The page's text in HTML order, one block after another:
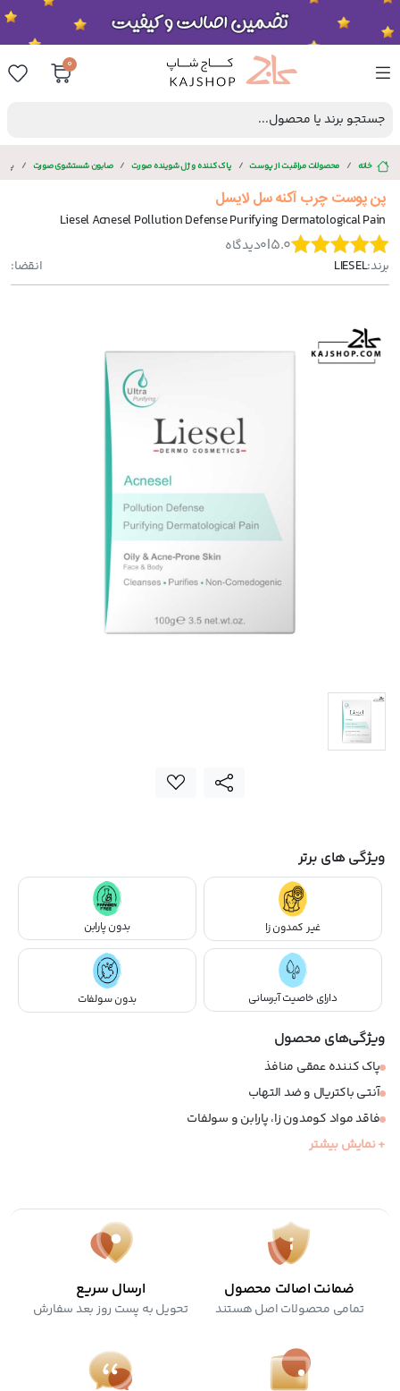
0
جستجو برند یا محصول...
خانه محصولات مراقبت از پوست پاک کننده و ژل شوینده صورت صابون شستشوی صورت پن
پن پوست چرب آکنه سل لایسل
Liesel Acnesel Pollution Defense Purifying Dermatological Pain
5.0
|
0دیدگاه
برند:LIESEL انقضا:
ویژگی های برتر
غیر کمدون زا بدون پارابن
دارای خاصیت آبرسانی بدون سولفات
ویژگی‌های محصول
پاک کننده عمقی منافذ
آنتی باکتریال و ضد التهاب
فاقد مواد کومدون زا، پارابن و سولفات
قابل استفاده برای صورت و بدن
+ نمایش بیشتر
ضمانت اصالت محصول
تمامی محصولات اصل هستند
ارسال سریع
تحویل به پست روز بعد سفارش